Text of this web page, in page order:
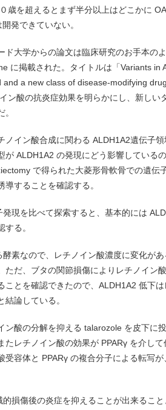
歳を超えるとまず半分以上はどこかに OA
発できていない。
大学からの論文は臨床研究のお手本の
に掲載された。タイトルは「Variants in
a new class of disease-modifying
ン酸の抗炎症効果を明らかにし、新しい
ノイン酸合成に関わる ALDH1A2遺伝子領
ALDH1A2 の発現にどう影響している
で得られた大菱形骨軟骨での遺伝
することを確認する。
現を比べて探索すると、基本的には
る。
素なので、レチノイン酸濃度に変化があ
だ、ブタの関節損傷によりレチノイン
ことを確認できたので、ALDH1A2 低下
論している。
ン酸の分解を抑える talarozole を皮下に
レチノイン酸の効果が PPARγ を介して
容体と PPARγ の複合分子による転写が
損傷後の炎症を抑えることが出来るこ